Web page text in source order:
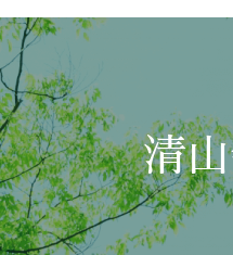
ごあいさつ
地域ケアよろず懇話会
清